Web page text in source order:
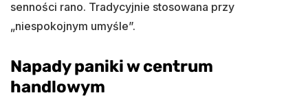
senności rano. Tradycyjnie stosowana przy
„niespokojnym umyśle”.
Napady paniki w centrum
handlowym